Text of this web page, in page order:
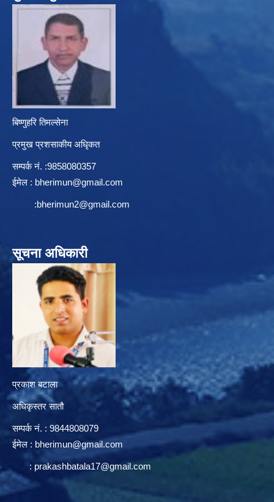
बिष्णुहरि तिमल्सेना
प्रमुख प्रशसाकीय अधिृकत
सम्पर्क न‌ं. :9858080357
ईमेल : bherimun@gmail.com
:bherimun2@gmail.com
सूचना अधिकारी
प्रकाश बटाला
अधिकृस्तर सातौ
सम्पर्क न‌ं. : 9844808079
ईमेल : bherimun@gmail.com
: prakashbatala17@gmail.com